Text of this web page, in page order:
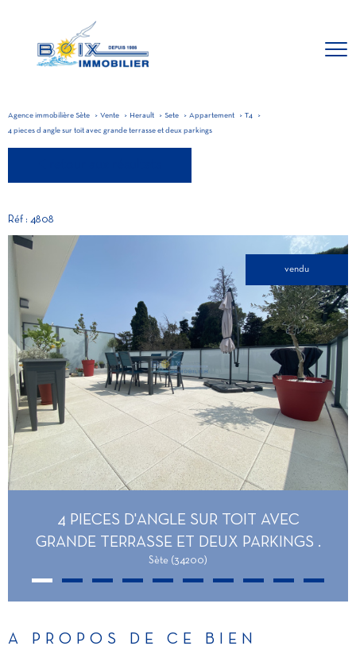
Agence immobilière Sète Vente Herault Sete Appartement T4
4 pieces d angle sur toit avec grande terrasse et deux parkings
Réf : 4808
vendu
4 PIECES D'ANGLE SUR TOIT AVEC
GRANDE TERRASSE ET DEUX PARKINGS .
Sète (34200)
A PROPOS DE CE BIEN